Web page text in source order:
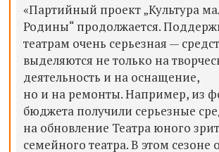
«Партийный проект „Культура
Родины“ продолжается.
театрам очень серьезная —
выделяются не только на
деятельность и на оснащение,
но и на ремонты. Например, из
бюджета получили серьезные
на обновление Театра юного
семейного театра. В этом сезоне